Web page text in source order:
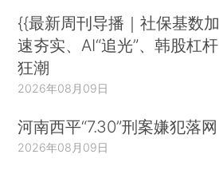
{{最新周刊导播｜社保基数加
速夯实、AI“追光”、韩股杠杆
狂潮
2026年08月09日
河南西平“7.30”刑案嫌犯落网
2026年08月09日